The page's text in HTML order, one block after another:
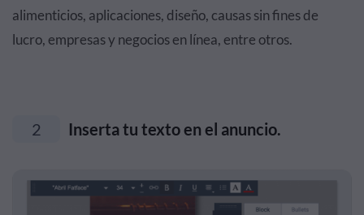
alimenticios, aplicaciones, diseño, causas sin fines de
lucro, empresas y negocios en línea, entre otros.
2 Inserta tu texto en el anuncio.